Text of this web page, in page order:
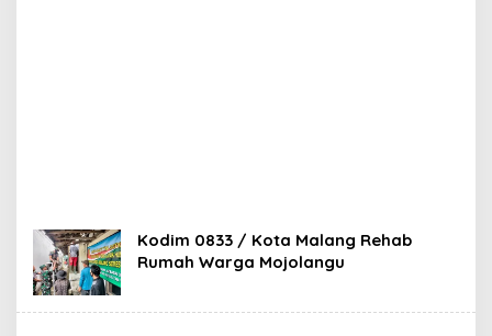
Kodim 0833 / Kota Malang Rehab
Rumah Warga Mojolangu